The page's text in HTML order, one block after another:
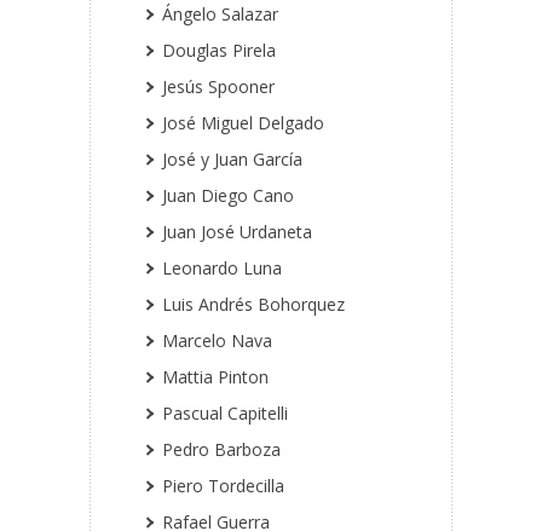
Ángelo Salazar
Douglas Pirela
Jesús Spooner
José Miguel Delgado
José y Juan García
Juan Diego Cano
Juan José Urdaneta
Leonardo Luna
Luis Andrés Bohorquez
Marcelo Nava
Mattia Pinton
Pascual Capitelli
Pedro Barboza
Piero Tordecilla
Rafael Guerra